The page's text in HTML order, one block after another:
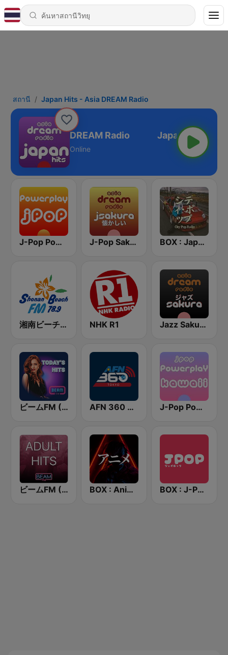
สถานี Japan Hits - Asia DREAM Radio
Hits - Asia DREAM Radio
Online
J-Pop Powerplay J-Pop Sakura 懐かしい BOX : Japan City Pop -日本のシティポップ
湘南ビーチFM (Shonan Beach FM) NHK R1 Jazz Sakura - asia DREAM radio
ビームFM (Beam FM) AFN 360 Tokyo (Japan Only) J-Pop Powerplay Kawaii
ビームFM (Beam FM) - Adult Hits BOX : Anime Radio -アニメラジオ BOX : J-POP Radio - ジェイポップ 無線